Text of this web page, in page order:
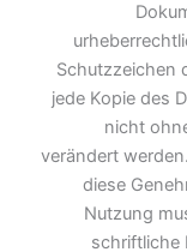
Schutzzeichen
jede Kopie des
nicht
verändert
diese
Nutzung
schriftliche